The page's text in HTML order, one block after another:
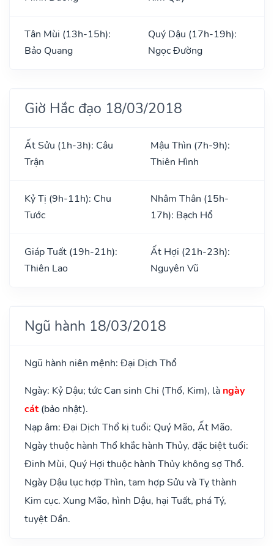
Tân Mùi (13h-15h):
Bảo Quang
Quý Dậu (17h-19h):
Ngọc Đường
Giờ Hắc đạo 18/03/2018
Ất Sửu (1h-3h): Câu
Trận
Mậu Thìn (7h-9h):
Thiên Hình
Kỷ Tị (9h-11h): Chu
Tước
Nhâm Thân (15h-
17h): Bạch Hổ
Giáp Tuất (19h-21h):
Thiên Lao
Ất Hợi (21h-23h):
Nguyên Vũ
Ngũ hành 18/03/2018
Ngũ hành niên mệnh: Đại Dịch Thổ
Ngày: Kỷ Dậu; tức Can sinh Chi (Thổ, Kim), là ngày
cát(bảo nhật).
Nạp âm: Đại Dịch Thổ kị tuổi: Quý Mão, Ất Mão.
Ngày thuộc hành Thổ khắc hành Thủy, đặc biệt tuổi:
Đinh Mùi, Quý Hợi thuộc hành Thủy không sợ Thổ.
Ngày Dậu lục hợp Thìn, tam hợp Sửu và Tỵ thành
Kim cục. Xung Mão, hình Dậu, hại Tuất, phá Tý,
tuyệt Dần.